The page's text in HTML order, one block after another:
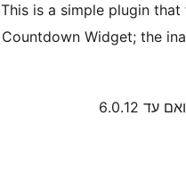
This is a simple plugin
Countdown Widget; the
עד 6.0.12